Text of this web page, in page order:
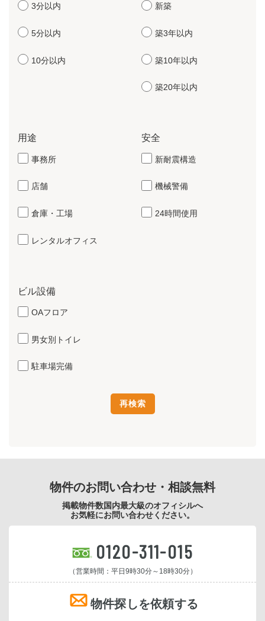
3分以内
5分以内
10分以内
新築
築3年以内
築10年以内
築20年以内
用途
事務所
店舗
倉庫・工場
レンタルオフィス
安全
新耐震構造
機械警備
24時間使用
ビル設備
OAフロア
男女別トイレ
駐車場完備
物件のお問い合わせ・相談無料
掲載物件数国内最大級のオフィシルへ
お気軽にお問い合わせください。
0120-311-015
（営業時間：平日9時30分～18時30分）
物件探しを依頼する